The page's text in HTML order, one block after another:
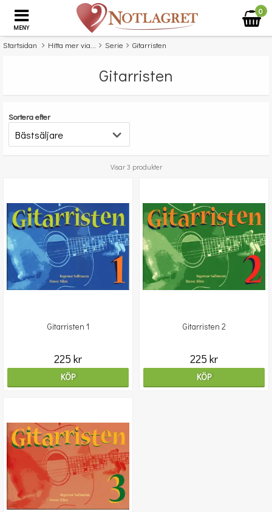
MENY
0
Startsidan Hitta mer via... Serie Gitarristen
Gitarristen
Sortera efter
Visar 3 produkter
Gitarristen 1
225 kr
KÖP
Gitarristen 2
225 kr
KÖP